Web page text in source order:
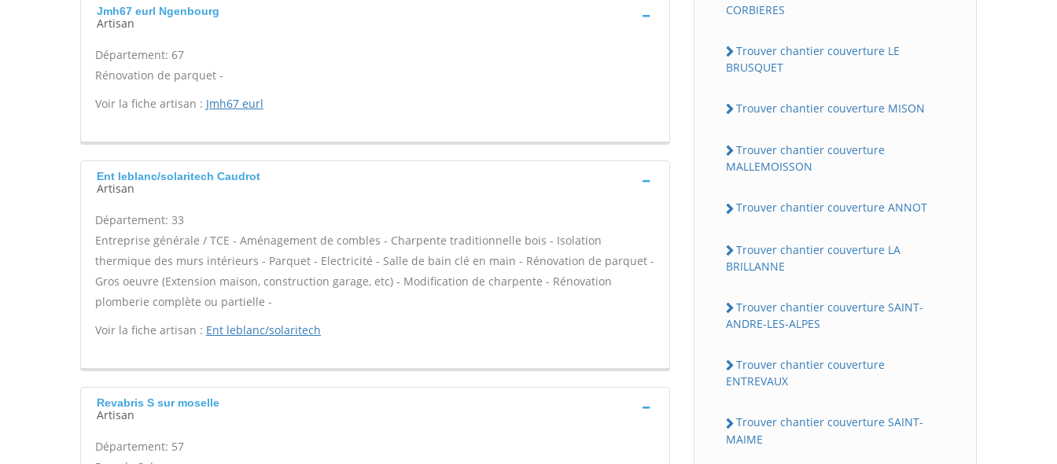
Jmh67 eurl Ngenbourg
Artisan
Département: 67
Rénovation de parquet -
Voir la fiche artisan : Jmh67 eurl
Ent leblanc/solaritech Caudrot
Artisan
Département: 33
Entreprise générale / TCE - Aménagement de combles - Charpente traditionnelle bois - Isolation
thermique des murs intérieurs - Parquet - Electricité - Salle de bain clé en main - Rénovation de parquet -
Gros oeuvre (Extension maison, construction garage, etc) - Modification de charpente - Rénovation
plomberie complète ou partielle -
Voir la fiche artisan : Ent leblanc/solaritech
Revabris S sur moselle
Artisan
Département: 57
CORBIERES
Trouver chantier couverture LE
BRUSQUET
Trouver chantier couverture MISON
Trouver chantier couverture
MALLEMOISSON
Trouver chantier couverture ANNOT
Trouver chantier couverture LA
BRILLANNE
Trouver chantier couverture SAINT-
ANDRE-LES-ALPES
Trouver chantier couverture
ENTREVAUX
Trouver chantier couverture SAINT-
MAIME